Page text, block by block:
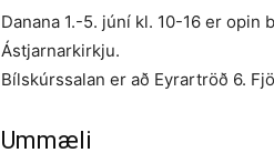
Danana 1.-5. júní kl. 10-16 er
Ástjarnarkirkju.
Bílskúrssalan er að Eyrartröð 6.
Ummæli